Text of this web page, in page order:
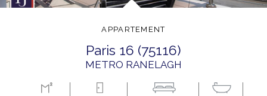
APPARTEMENT
paris 16 (75116)
METRO RANELAGH